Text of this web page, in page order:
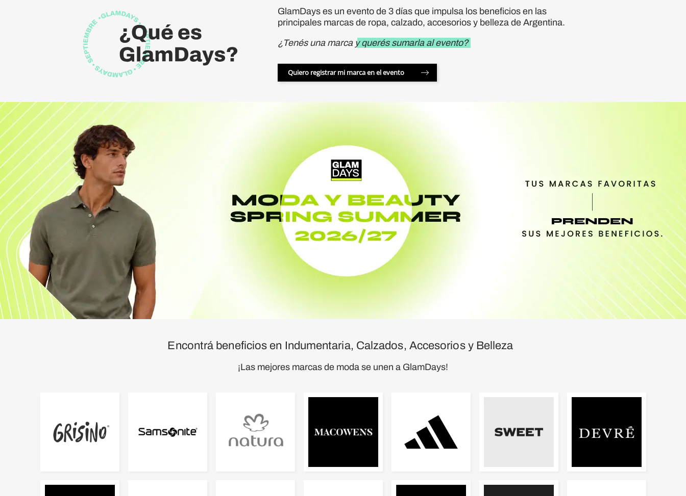
GlamDays es un evento de 3 días que impulsa los beneficios en las
principales marcas de ropa, calzado, accesorios y belleza de Argentina.
¿Tenés una marca y querés sumarla al evento?
Quiero registrar mi marca en el evento
Encontrá beneficios en Indumentaria, Calzados, Accesorios y Belleza
¡Las mejores marcas de moda se unen a GlamDays!